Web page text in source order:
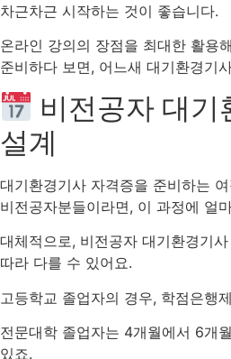
차근차근 시작하는 것이 좋습니다.
온라인 강의의 장점을 최대한 활용
준비하다 보면, 어느새 대기환경기
비전공자 대기
설계
대기환경기사 자격증을 준비하는
비전공자분들이라면, 이 과정에 얼
대체적으로, 비전공자 대기환경기
따라 다를 수 있어요.
고등학교 졸업자의 경우, 학점은행
전문대학 졸업자는 4개월에서 6개
있죠.